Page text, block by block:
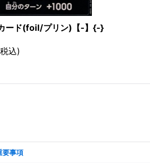
ード(foil/プリン)【-】{-}
込)
要事項